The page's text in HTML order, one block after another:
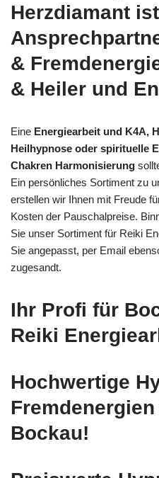
Herzdiamant
&
& Heiler und
Eine Energiearbeit und K4A,
Heilhypnose oder spirituelle
Chakren Harmonisierung
Ein persönliches Sortiment zu
erstellen wir Ihnen mit Freude
Kosten der Pauschalpreise.
Sie unser Sortiment für Reiki
Sie angepasst, per Email
zugesandt.
Ihr Profi für
Reiki
Hochwertige
Bockau!